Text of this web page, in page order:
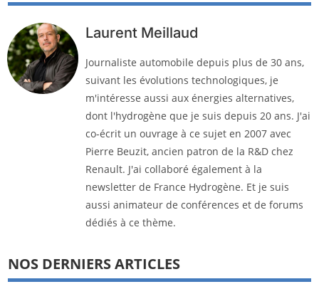
Laurent Meillaud
Journaliste automobile depuis plus de 30 ans,
suivant les évolutions technologiques, je
m'intéresse aussi aux énergies alternatives,
dont l'hydrogène que je suis depuis 20 ans. J'ai
co-écrit un ouvrage à ce sujet en 2007 avec
Pierre Beuzit, ancien patron de la R&D chez
Renault. J'ai collaboré également à la
newsletter de France Hydrogène. Et je suis
aussi animateur de conférences et de forums
dédiés à ce thème.
NOS DERNIERS ARTICLES